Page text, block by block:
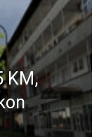
KM,